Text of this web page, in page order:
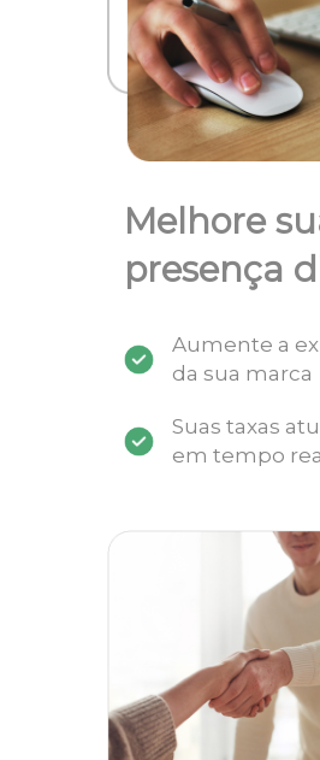
Melhore
presença
Aumente a
da sua marca
Suas taxas
em tempo real